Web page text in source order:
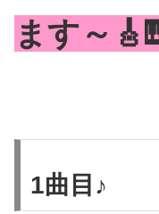
ます～
1曲目♪